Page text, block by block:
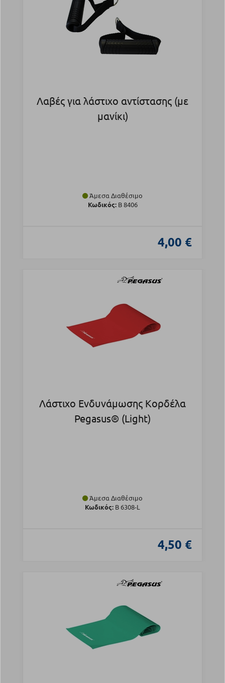
Λαβές για λάστιχο αντίστασης (με
μανίκι)
Άμεσα Διαθέσιμο
Κωδικός:Β 8406
4,00 €
Λάστιχο Ενδυνάμωσης Κορδέλα
Pegasus® (Light)
Άμεσα Διαθέσιμο
Κωδικός: Β 6308-L
4,50 €